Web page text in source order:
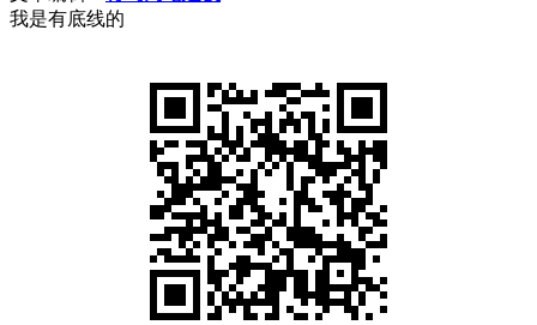
我是有底线的